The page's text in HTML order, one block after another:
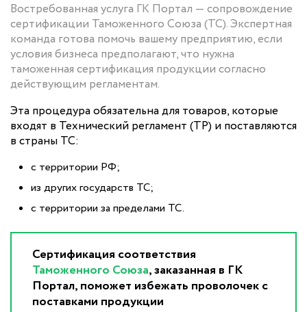
Востребованная услуга ГК Портал — сопровождение
сертификации Таможенного Союза (ТС). Экспертная
команда готова помочь вашему предприятию, если
условия бизнеса предполагают, что нужна
таможенная сертификация продукции согласно
действующим регламентам.
Эта процедура обязательна для товаров, которые
входят в Технический регламент (ТР) и поставляются
в страны ТС:
с территории РФ;
из других государств ТС;
с территории за пределами ТС.
Сертификация соответствия
Таможенного Союза, заказанная в ГК
Портал, поможет избежать проволочек с
поставками продукции